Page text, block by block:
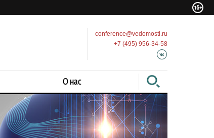
conference@vedomosti.ru
+7 (495) 956-34-58
О нас